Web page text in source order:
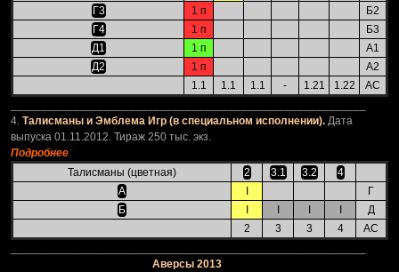
Г3
1 п
Б2
Г4
1 п
Б3
Д1
1 п
А1
Д2
1 п
А2
1.1
1.1 1.1 - 1.21 1.22
АС
4. Талисманы и Эмблема Игр (в специальном исполнении). Дата
выпуска 01.11.2012. Тираж 250 тыс. экз.
Подробнее
Талисманы (цветная)
2 3.1 3.2
4
А
Г
Б
Д
2
3 3 4
АС
Аверсы 2013